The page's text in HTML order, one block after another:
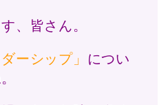
、皆さん。
ーシップ」
につい